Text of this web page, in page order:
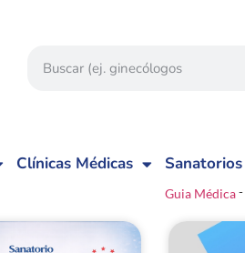
Clínicas Médicas Sanatorios
Guia Médica-